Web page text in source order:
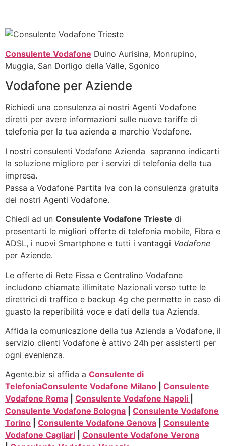
Consulente Vodafone Duino Aurisina, Monrupino,
Muggia, San Dorligo della Valle, Sgonico
Vodafone per Aziende
Richiedi una consulenza ai nostri Agenti Vodafone
diretti per avere informazioni sulle nuove tariffe di
telefonia per la tua azienda a marchio Vodafone.
I nostri consulenti Vodafone Azienda sapranno indicarti
la soluzione migliore per i servizi di telefonia della tua
impresa.
Passa a Vodafone Partita Iva con la consulenza gratuita
dei nostri Agenti Vodafone.
Chiedi ad un Consulente Vodafone Trieste di
presentarti le migliori offerte di telefonia mobile, Fibra e
ADSL, i nuovi Smartphone e tutti i vantaggi Vodafone
per Aziende.
Le offerte di Rete Fissa e Centralino Vodafone
includono chiamate illimitate Nazionali verso tutte le
direttrici di traffico e backup 4g che permette in caso di
guasto la reperibilità voce e dati della tua Azienda.
Affida la comunicazione della tua Azienda a Vodafone, il
servizio clienti Vodafone è attivo 24h per assisterti per
ogni evenienza.
Agente.biz si affida a Consulente di
TelefoniaConsulente Vodafone Milano
Consulente
Vodafone Roma
Consulente Vodafone Napoli
Consulente Vodafone Bologna
Consulente Vodafone
Torino
Consulente Vodafone Genova
Consulente
Vodafone Cagliari
Consulente Vodafone Verona